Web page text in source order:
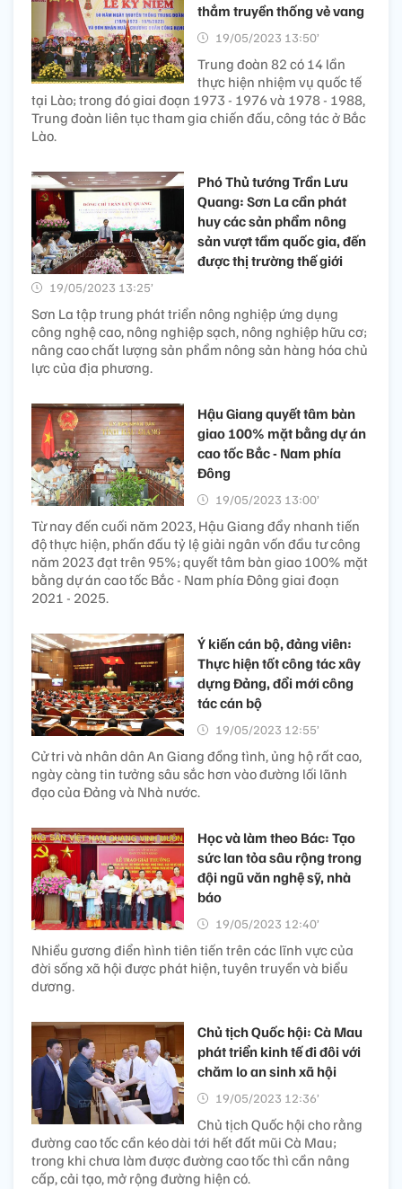
thắm truyền thống vẻ vang
19/05/2023 13:50’
Trung đoàn 82 có 14 lần
thực hiện nhiệm vụ quốc tế
tại Lào; trong đó giai đoạn 1973 - 1976 và 1978 - 1988,
Trung đoàn liên tục tham gia chiến đấu, công tác ở Bắc
Lào.
Phó Thủ tướng Trần Lưu
Quang: Sơn La cần phát
huy các sản phẩm nông
sản vượt tầm quốc gia, đến
được thị trường thế giới
19/05/2023 13:25’
Sơn La tập trung phát triển nông nghiệp ứng dụng
công nghệ cao, nông nghiệp sạch, nông nghiệp hữu cơ;
nâng cao chất lượng sản phẩm nông sản hàng hóa chủ
lực của địa phương.
Hậu Giang quyết tâm bàn
giao 100% mặt bằng dự án
cao tốc Bắc - Nam phía
Đông
19/05/2023 13:00’
Từ nay đến cuối năm 2023, Hậu Giang đẩy nhanh tiến
độ thực hiện, phấn đấu tỷ lệ giải ngân vốn đầu tư công
năm 2023 đạt trên 95%; quyết tâm bàn giao 100% mặt
bằng dự án cao tốc Bắc - Nam phía Đông giai đoạn
2021 - 2025.
Ý kiến cán bộ, đảng viên:
Thực hiện tốt công tác xây
dựng Đảng, đổi mới công
tác cán bộ
19/05/2023 12:55’
Cử tri và nhân dân An Giang đồng tình, ủng hộ rất cao,
ngày càng tin tưởng sâu sắc hơn vào đường lối lãnh
đạo của Đảng và Nhà nước.
Học và làm theo Bác: Tạo
sức lan tỏa sâu rộng trong
đội ngũ văn nghệ sỹ, nhà
báo
19/05/2023 12:40’
Nhiều gương điển hình tiên tiến trên các lĩnh vực của
đời sống xã hội được phát hiện, tuyên truyền và biểu
dương.
Chủ tịch Quốc hội: Cà Mau
phát triển kinh tế đi đôi với
chăm lo an sinh xã hội
19/05/2023 12:36’
Chủ tịch Quốc hội cho rằng
đường cao tốc cần kéo dài tới hết đất mũi Cà Mau;
trong khi chưa làm được đường cao tốc thì cần nâng
cấp, cải tạo, mở rộng đường hiện có.